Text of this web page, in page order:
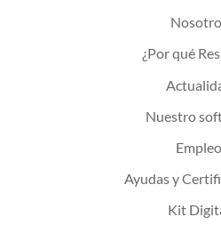
¿Por qué
Nuestro
Empleo
Ayudas y
Kit